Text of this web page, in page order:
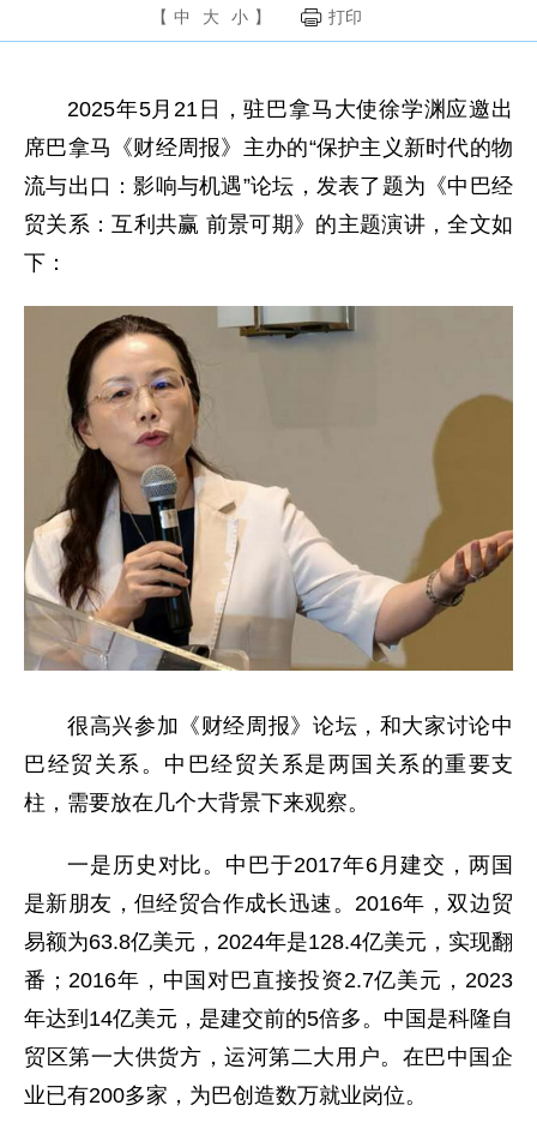
【 中 大 小 】 打印
2025年5月21日，驻巴拿马大使徐学渊应邀出
席巴拿马《财经周报》主办的“保护主义新时代的物
流与出口：影响与机遇”论坛，发表了题为《中巴经
贸关系：互利共赢 前景可期》的主题演讲，全文如
下：
很高兴参加《财经周报》论坛，和大家讨论中
巴经贸关系。中巴经贸关系是两国关系的重要支
柱，需要放在几个大背景下来观察。
一是历史对比。中巴于2017年6月建交，两国
是新朋友，但经贸合作成长迅速。2016年，双边贸
易额为63.8亿美元，2024年是128.4亿美元，实现翻
番；2016年，中国对巴直接投资2.7亿美元，2023
年达到14亿美元，是建交前的5倍多。中国是科隆自
贸区第一大供货方，运河第二大用户。在巴中国企
业已有200多家，为巴创造数万就业岗位。